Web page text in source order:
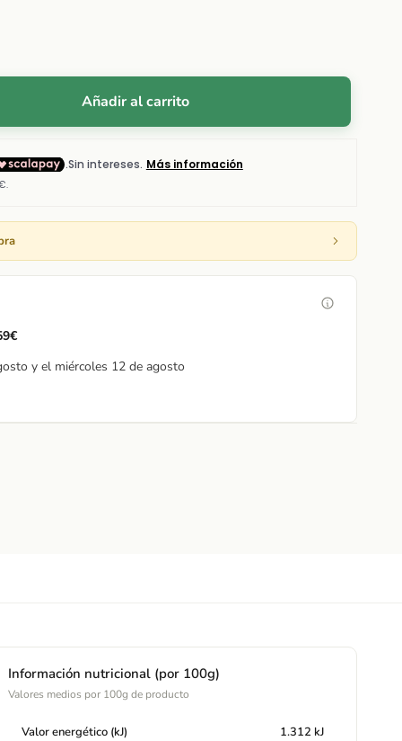
Añadir al carrito
y el miércoles 12 de agosto
Información nutricional (por 100g)
Valores medios por 100g de producto
Valor energético (kJ) 1.312 kJ